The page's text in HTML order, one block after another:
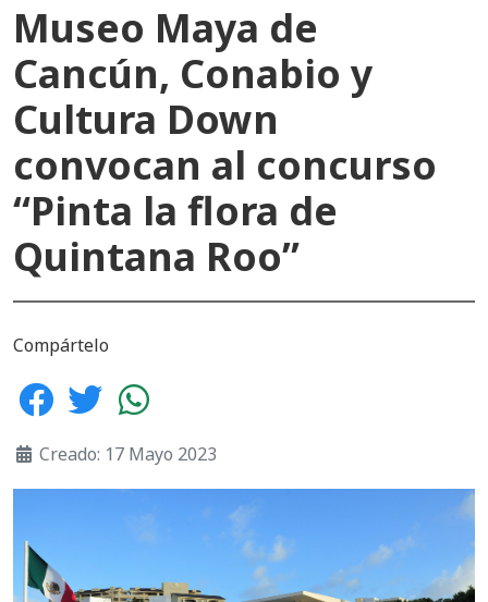
Museo Maya de
Cancún, Conabio y
Cultura Down
convocan al concurso
“Pinta la flora de
Quintana Roo”
Compártelo
Creado: 17 Mayo 2023